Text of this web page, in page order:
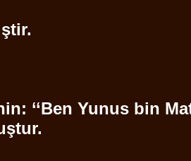
‘‘Ben Yunus bin